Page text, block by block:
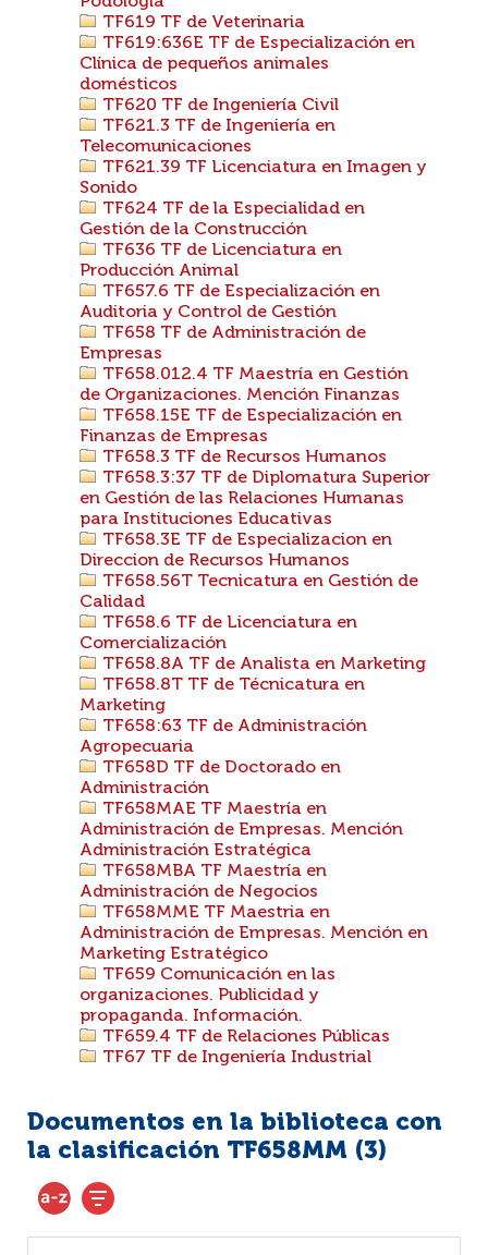
TF619 TF de Veterinaria
TF619:636E TF de Especialización en
Clínica de pequeños animales
domésticos
TF620 TF de Ingeniería Civil
TF621.3 TF de Ingeniería en
Telecomunicaciones
TF621.39 TF Licenciatura en Imagen y
Sonido
TF624 TF de la Especialidad en
Gestión de la Construcción
TF636 TF de Licenciatura en
Producción Animal
TF657.6 TF de Especialización en
Auditoria y Control de Gestión
TF658 TF de Administración de
Empresas
TF658.012.4 TF Maestría en Gestión
de Organizaciones. Mención Finanzas
TF658.15E TF de Especialización en
Finanzas de Empresas
TF658.3 TF de Recursos Humanos
TF658.3:37 TF de Diplomatura Superior
en Gestión de las Relaciones Humanas
para Instituciones Educativas
TF658.3E TF de Especializacion en
Direccion de Recursos Humanos
TF658.56T Tecnicatura en Gestión de
Calidad
TF658.6 TF de Licenciatura en
Comercialización
TF658.8A TF de Analista en Marketing
TF658.8T TF de Técnicatura en
Marketing
TF658:63 TF de Administración
Agropecuaria
TF658D TF de Doctorado en
Administración
TF658MAE TF Maestría en
Administración de Empresas. Mención
Administración Estratégica
TF658MBA TF Maestría en
Administración de Negocios
TF658MME TF Maestria en
Administración de Empresas. Mención en
Marketing Estratégico
TF659 Comunicación en las
organizaciones. Publicidad y
propaganda. Información.
TF659.4 TF de Relaciones Públicas
TF67 TF de Ingeniería Industrial
Documentos en la biblioteca con
la clasificación TF658MM (3)